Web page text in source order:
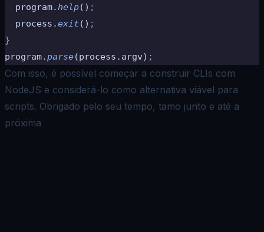
  program
.help() ;
  process
.exit() ;
}
program.parse(process . argv) ;
Com isso, é possível começar a construir CLIs com
NodeJS e considerá-lo como alternativa viável para
scripts. Obrigado pelo seu tempo, tamo junto e até a
próxima